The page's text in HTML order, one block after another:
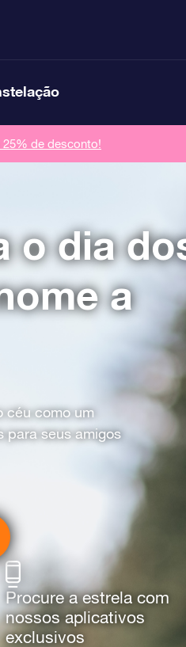
de desconto!
o dia
a
céu como um
para seus amigos
Procure a estrela com
nossos aplicativos
exclusivos